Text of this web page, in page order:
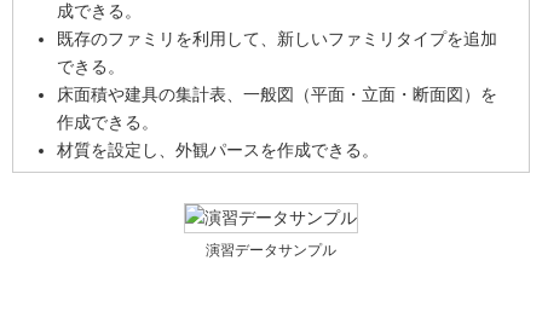
成できる。
既存のファミリを利用して、新しいファミリタイプを追加
できる。
床面積や建具の集計表、一般図（平面・立面・断面図）を
作成できる。
材質を設定し、外観パースを作成できる。
演習データサンプル